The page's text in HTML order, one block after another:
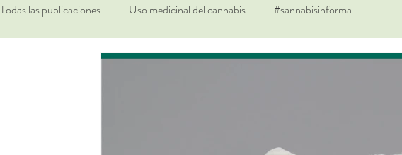
Todas las publicaciones Uso medicinal del cannabis #sannabisinforma